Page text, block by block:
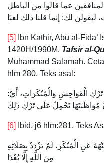
عما قالوا من الباطل
ليقولن لك: إنما قلنا ذلك لعبًا
[5]
Ibn Kathir, Abu al-Fida’
1420H/1990M. Tafsir al-
Muhammad Salamah.
hlm 280. Teks asal:
الْفَوَاحِشِ وَالْمُنْكَرَاتِ، أَيْ:
مُوَاظَبَتَهَا تَحْمِلُ عَلَى تَرْكِ ذَلِكَ
[6] Ibid. j6 hlm:281. Teks
عَنِ الْمُنْكَرِ، لَمْ يَزْدَدْ بِصَلَاتِهِ
مِنَ اللَّهِ إِلَّا بُعْدًا